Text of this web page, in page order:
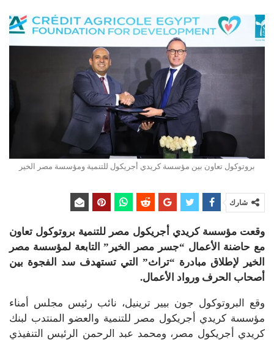
بروتوكول تعاون بين مؤسسة كريدي أجريكول للتنمية ومؤسسة مصر الخير
شارك
وقعت مؤسسة كريدي أجريكول مصر للتنمية بروتوكول تعاون
مع حاضنة الأعمال “جسر مصر الخير” التابعة لمؤسسة مصر
الخير لإطلاق مبادرة “تراث” التي تستهدف سد الفجوة بين
أصحاب الحرف ورواد الأعمال.
وقع البروتوكول جون بيير ترينيل، نائب رئيس مجلس أمناء
مؤسسة كريدي أجريكول مصر للتنمية والعضو المنتدب لبنك
كريدي أجريكول مصر، ومحمد عبد الرحمن الرئيس التنفيذي